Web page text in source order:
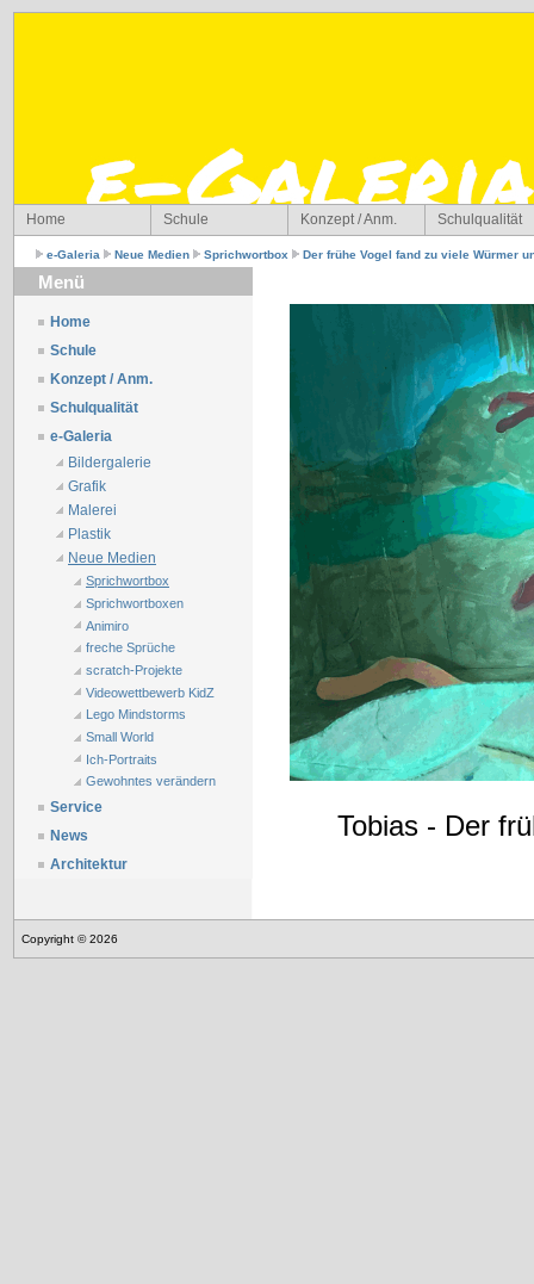
Home Schule Konzept / Anm. Schulqualität
e-Galeria Neue Medien Sprichwortbox Der frühe Vogel fand zu viele Würmer
Menü
Home
Schule
Konzept / Anm.
Schulqualität
e-Galeria
Bildergalerie
Grafik
Malerei
Plastik
Neue Medien
Sprichwortbox
Sprichwortboxen
Animiro
freche Sprüche
scratch-Projekte
Videowettbewerb KidZ
Lego Mindstorms
Small World
Ich-Portraits
Gewohntes verändern
Service
News
Architektur
Tobias - Der
Copyright © 2026